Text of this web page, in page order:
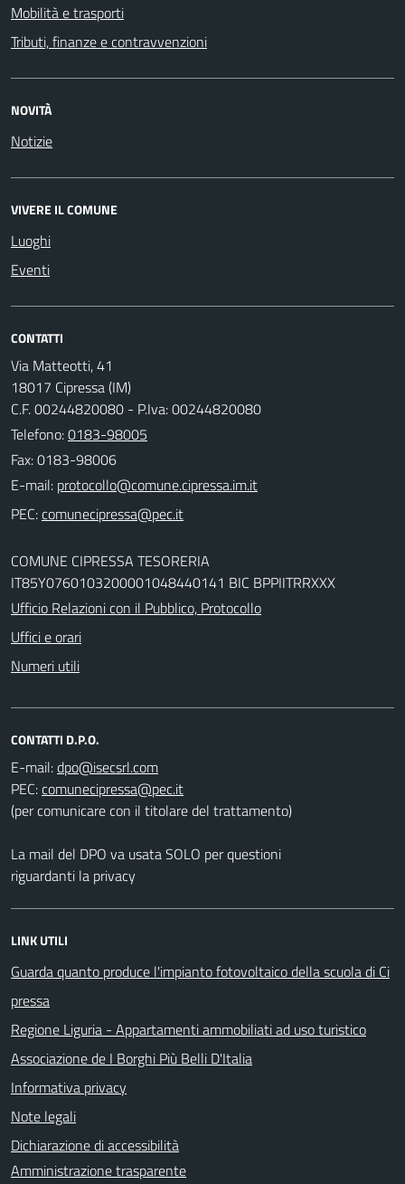
Mobilità e trasporti
Tributi, finanze e contravvenzioni
NOVITÀ
Notizie
VIVERE IL COMUNE
Luoghi
Eventi
CONTATTI
Via Matteotti, 41
18017 Cipressa (IM)
C.F. 00244820080 - P.Iva: 00244820080
Telefono:0183-98005
Fax: 0183-98006
E-mail:
PEC:
COMUNE CIPRESSA TESORERIA
IT85Y0760103200001048440141 BIC BPPIITRRXXX
Ufficio Relazioni con il Pubblico, Protocollo
Uffici e orari
Numeri utili
CONTATTI D.P.O.
E-mail:
PEC:
(per comunicare con il titolare del trattamento)
La mail del DPO va usata SOLO per questioni
riguardanti la privacy
LINK UTILI
Guarda quanto produce l'impianto fotovoltaico della scuola di Ci
pressa
Regione Liguria - Appartamenti ammobiliati ad uso turistico
Associazione de I Borghi Più Belli D'Italia
Informativa privacy
Note legali
Dichiarazione di accessibilità
Amministrazione trasparente